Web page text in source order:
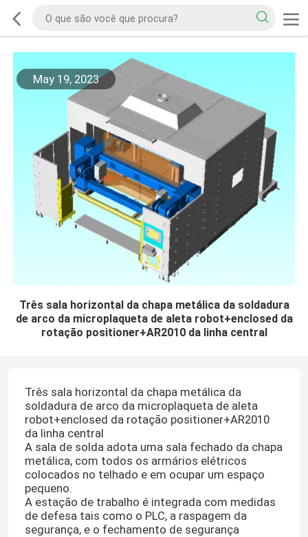
May 19, 2023
Três sala horizontal da chapa metálica da soldadura
de arco da microplaqueta de aleta robot+enclosed da
rotação positioner+AR2010 da linha central
Três sala horizontal da chapa metálica da
soldadura de arco da microplaqueta de aleta
robot+enclosed da rotação positioner+AR2010
da linha central
A sala de solda adota uma sala fechado da chapa
metálica, com todos os armários elétricos
colocados no telhado e em ocupar um espaço
pequeno.
A estação de trabalho é integrada com medidas
de defesa tais como o PLC, a raspagem da
segurança, e o fechamento de segurança